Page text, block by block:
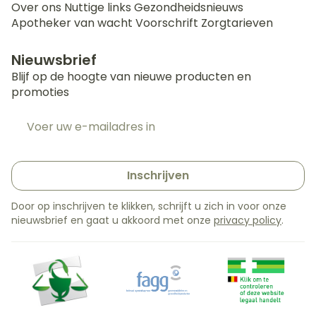
Over ons Nuttige links Gezondheidsnieuws
Apotheker van wacht Voorschrift Zorgtarieven
Nieuwsbrief
Blijf op de hoogte van nieuwe producten en
promoties
Inschrijven
Door op inschrijven te klikken, schrijft u zich in voor onze
nieuwsbrief en gaat u akkoord met onze privacy policy.